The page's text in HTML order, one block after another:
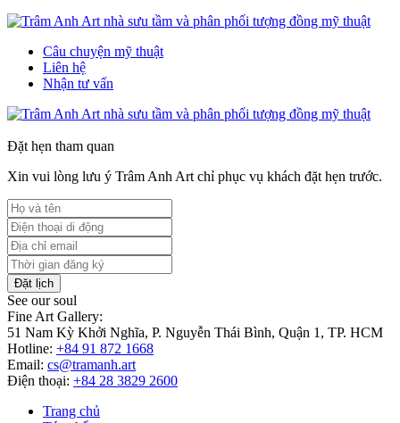
Câu chuyện mỹ thuật
Liên hệ
Nhận tư vấn
Đặt hẹn tham quan
Xin vui lòng lưu ý Trâm Anh Art chỉ phục vụ khách đặt hẹn trước.
Đặt lịch
See our soul
Fine Art Gallery:
51 Nam Kỳ Khởi Nghĩa, P. Nguyễn Thái Bình, Quận 1, TP. HCM
Hotline: +84 91 872 1668
Email: cs@tramanh.art
Điện thoại: +84 28 3829 2600
Trang chủ